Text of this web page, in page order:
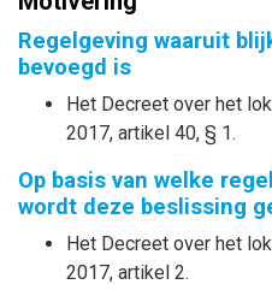
Regelgeving waaruit
bevoegd is
Het Decreet over het
2017, artikel 40, § 1.
Op basis van welke
wordt deze beslissing
Het Decreet over het
2017, artikel 2.